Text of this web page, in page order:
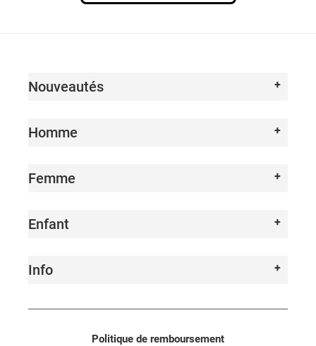
Nouveautés
Homme
Femme
Enfant
Info
Politique de remboursement